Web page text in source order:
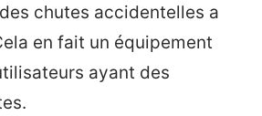
chutes accidentelles a
en fait un équipement
ayant des